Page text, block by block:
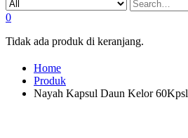
0
Tidak ada produk di keranjang.
Home
Produk
Nayah Kapsul Daun Kelor 60Kpsl